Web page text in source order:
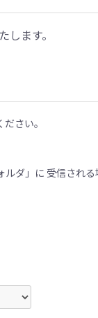
ます。
さい。
ダ」に 受信される